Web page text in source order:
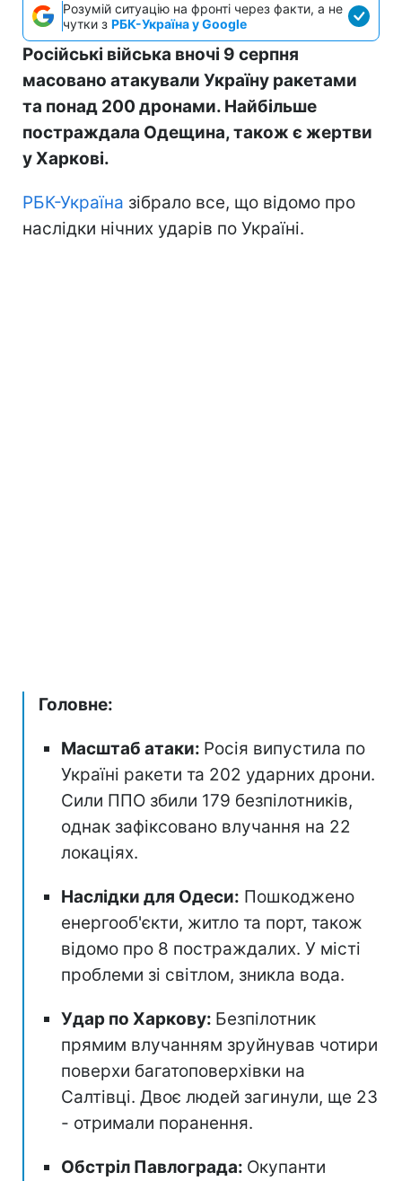
Розумій ситуацію на фронті через факти, а не
чутки з РБК-Україна у Google
Російські війська вночі 9 серпня
масовано атакували Україну ракетами
та понад 200 дронами. Найбільше
постраждала Одещина, також є жертви
у Харкові.
РБК-Україна зібрало все, що відомо про
наслідки нічних ударів по Україні.
Головне:
Масштаб атаки: Росія випустила по
Україні ракети та 202 ударних дрони.
Сили ППО збили 179 безпілотників,
однак зафіксовано влучання на 22
локаціях.
Наслідки для Одеси: Пошкоджено
енергооб'єкти, житло та порт, також
відомо про 8 постраждалих. У місті
проблеми зі світлом, зникла вода.
Удар по Харкову: Безпілотник
прямим влучанням зруйнував чотири
поверхи багатоповерхівки на
Салтівці. Двоє людей загинули, ще 23
- отримали поранення.
Обстріл Павлограда: Окупанти